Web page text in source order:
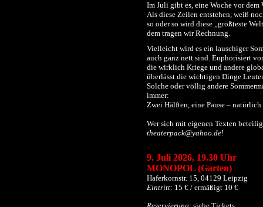
Im Juli gibt es, eine Woche vor
Als diese Zeilen entstehen, weiß
so oder so wird diese „größteste
dem tragen wir Rechnung.
Vielleicht wird es ein lauschiger
auch ganz nett sind. Euphorisiert
die wirklich Kriege und andere
überlässt die wichtigen Dinge
Solche oder völlig andere
immer:
Zwei Hälften, eine Pause –
Wer sich mit eigenen Texten
theaterpack@yahoo.de!
9. Juli 2026, 19.30 Uhr
MONOPOL (Garten)
Haferkornstr. 15, 04129 Leipzig
Eintritt: 15 € / ermäßigt 10 €